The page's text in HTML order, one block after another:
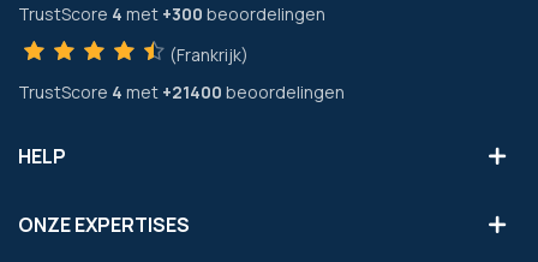
TrustScore 4 met +300 beoordelingen
(Frankrijk)
TrustScore 4 met +21400 beoordelingen
HELP
ONZE EXPERTISES